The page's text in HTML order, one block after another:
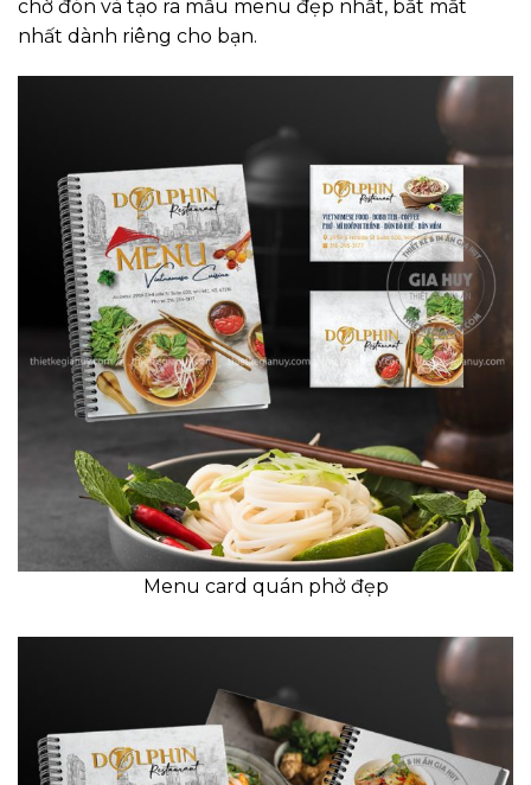
chờ đón và tạo ra mẫu menu đẹp nhất, bắt mắt
nhất dành riêng cho bạn.
Menu card quán phở đẹp